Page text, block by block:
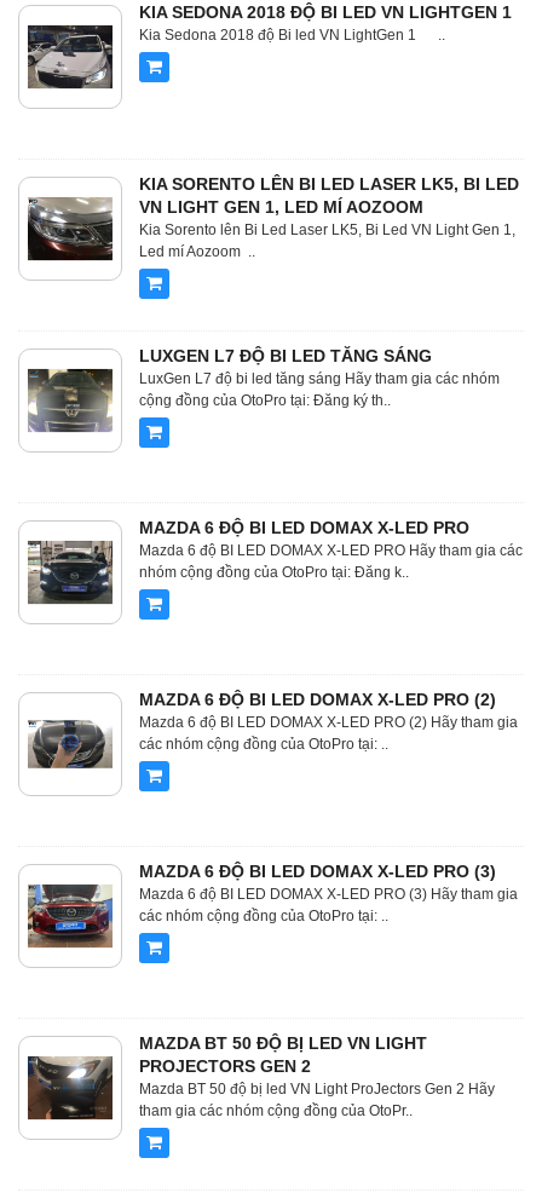
KIA SEDONA 2018 ĐỘ BI LED VN LIGHTGEN 1
Kia Sedona 2018 độ Bi led VN LightGen 1 ..
KIA SORENTO LÊN BI LED LASER LK5, BI LED
VN LIGHT GEN 1, LED MÍ AOZOOM
Kia Sorento lên Bi Led Laser LK5, Bi Led VN Light Gen 1,
Led mí Aozoom ..
LUXGEN L7 ĐỘ BI LED TĂNG SÁNG
LuxGen L7 độ bi led tăng sáng Hãy tham gia các nhóm
cộng đồng của OtoPro tại: Đăng ký th..
MAZDA 6 ĐỘ BI LED DOMAX X-LED PRO
Mazda 6 độ BI LED DOMAX X-LED PRO Hãy tham gia các
nhóm cộng đồng của OtoPro tại: Đăng k..
MAZDA 6 ĐỘ BI LED DOMAX X-LED PRO (2)
Mazda 6 độ BI LED DOMAX X-LED PRO (2) Hãy tham gia
các nhóm cộng đồng của OtoPro tại: ..
MAZDA 6 ĐỘ BI LED DOMAX X-LED PRO (3)
Mazda 6 độ BI LED DOMAX X-LED PRO (3) Hãy tham gia
các nhóm cộng đồng của OtoPro tại: ..
MAZDA BT 50 ĐỘ BỊ LED VN LIGHT
PROJECTORS GEN 2
Mazda BT 50 độ bị led VN Light ProJectors Gen 2 Hãy
tham gia các nhóm cộng đồng của OtoPr..